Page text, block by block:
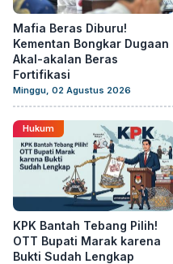
Mafia Beras Diburu!
Kementan Bongkar Dugaan
Akal-akalan Beras
Fortifikasi
Minggu, 02 Agustus 2026
Hukum
KPK Bantah Tebang Pilih!
OTT Bupati Marak karena
Bukti Sudah Lengkap